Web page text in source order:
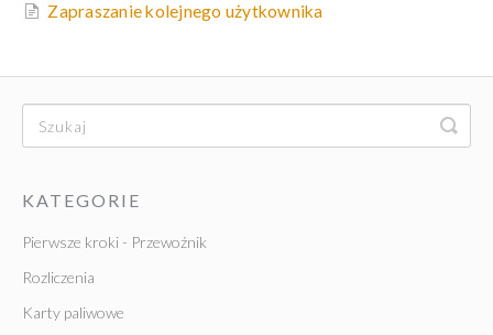
Zapraszanie kolejnego użytkownika
KATEGORIE
Pierwsze kroki - Przewoźnik
Rozliczenia
Karty paliwowe